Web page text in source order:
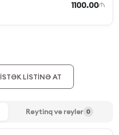
1100.00
İSTƏK LİSTİNƏ AT
Reytinq və rəylər 0